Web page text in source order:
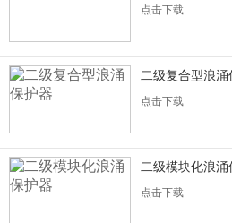
点击下载
二级复合型浪涌
点击下载
二级模块化浪涌
点击下载